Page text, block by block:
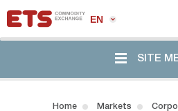
EN
SITE
Home Markets